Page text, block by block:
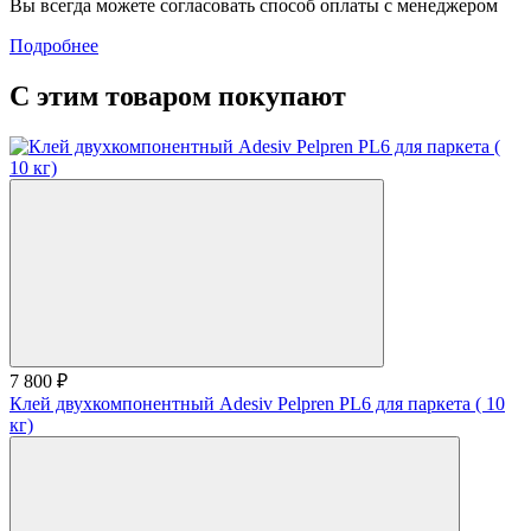
Вы всегда можете согласовать способ оплаты с менеджером
Подробнее
С этим товаром покупают
7 800 ₽
Клей двухкомпонентный Adesiv Pelpren PL6 для паркета ( 10
кг)